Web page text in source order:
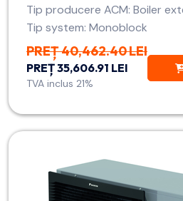
Tip producere ACM: Boiler
Tip system: Monoblock
PREȚ 40,462.40 LEI
PREȚ 35,606.91 LEI
TVA inclus 21%